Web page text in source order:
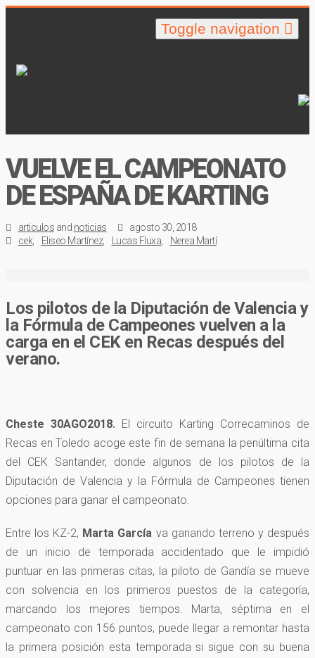
Toggle navigation
VUELVE EL CAMPEONATO
DE ESPAÑA DE KARTING
articulos and noticias
agosto 30, 2018
cek
Eliseo Martínez Lucas Fluxa Nerea Martí
Los pilotos de la Diputación de Valencia y
la Fórmula de Campeones vuelven a la
carga en el CEK en Recas después del
verano.
Cheste 30AGO2018. El circuito Karting Correcaminos de
Recas en Toledo acoge este fin de semana la penúltima cita
del CEK Santander, donde algunos de los pilotos de la
Diputación de Valencia y la Fórmula de Campeones tienen
opciones para ganar el campeonato.
Entre los KZ-2, Marta García va ganando terreno y después
de un inicio de temporada accidentado que le impidió
puntuar en las primeras citas, la piloto de Gandía se mueve
con solvencia en los primeros puestos de la categoría,
marcando los mejores tiempos. Marta, séptima en el
campeonato con 156 puntos, puede llegar a remontar hasta
la primera posición esta temporada si sigue con su buena